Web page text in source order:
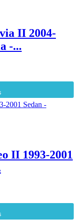
II 2004-
-...
II 1993-2001